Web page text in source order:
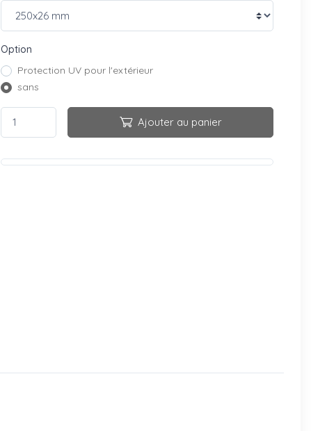
Option
Protection UV pour l'extérieur
sans
Ajouter au panier